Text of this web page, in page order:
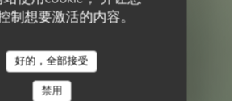
制想要激活的内容。
好的，全部接受
禁用
• NEUILLY SUR SEINE
de Neuilly
DE NEUILLY